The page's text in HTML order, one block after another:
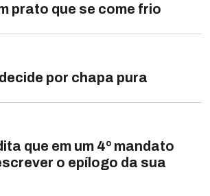
prato que se come frio
por chapa pura
que em um 4º mandato
o epílogo da sua